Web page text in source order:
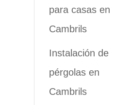
para casas en
Cambrils
Instalación de
pérgolas en
Cambrils